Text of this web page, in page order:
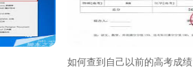
如何查到自己以前的高考成绩